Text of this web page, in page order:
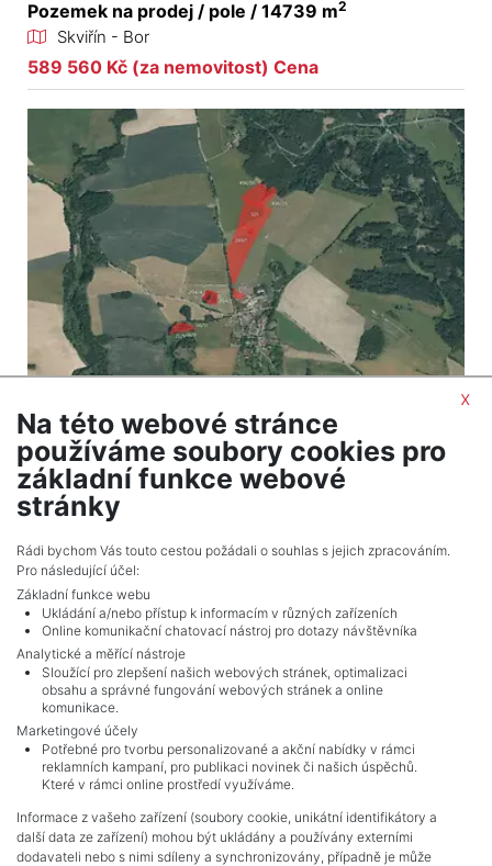
Pozemek na prodej / pole / 14739 m2
Skviřín - Bor
589 560 Kč (za nemovitost) Cena
Pozemek na prodej / pole / 104443 m
Otín - Planá
4 699 935 Kč (za nemovitost) Cena
Celkem2inzerátů.
NAVIGACE
Obchodní podmínky
Ochrana osobních údajů
Realitní kanceláře
x
Na této webové stránce
používáme soubory cookies pro
základní funkce webové
stránky
Rádi bychom Vás touto cestou požádali o souhlas s jejich zpracováním.
Pro následující účel:
Základní funkce webu
Ukládání a/nebo přístup k informacím v různých zařízeních
Online komunikační chatovací nástroj pro dotazy návštěvníka
Analytické a měřící nástroje
Sloužící pro zlepšení našich webových stránek, optimalizaci
obsahu a správné fungování webových stránek a online
komunikace.
Marketingové účely
Potřebné pro tvorbu personalizované a akční nabídky v rámci
reklamních kampaní, pro publikaci novinek či našich úspěchů.
Které v rámci online prostředí využíváme.
Informace z vašeho zařízení (soubory cookie, unikátní identifikátory a
další data ze zařízení) mohou být ukládány a používány externími
dodavateli nebo s nimi sdíleny a synchronizovány, případně je může